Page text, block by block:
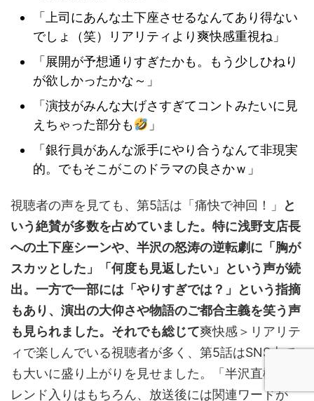
「上司にあんな土下座させるなんてあり得ない
でしょ（笑）リアリティより爽快感重視ね」
「展開が予想通りすぎたかも。もう少しひねり
が欲しかったかな～」
「演技がみんな大げさすぎてコントみたいに見
えちゃった部分も
」
「銀行員があんな派手にやり合うなんて非現実
的。でもそこがこのドラマの良さかｗ」
視聴者の声を見ても、第5話は「痛快で神回！」
と
いう絶賛が多数を占めていました。特に浅野支店長
への土下座シーンや、半沢の怒涛の逆転劇に「胸が
スカッとした」「何度も見返したい」という声が続
出。一方で一部には「やりすぎでは？」という指摘
もあり、演出の大仰さや物語のご都合主義を笑う声
も見られました。それでも総じて爽快感＞リアリテ
ィで楽しんでいる視聴者が多く、第5話はSNS上で
も大いに盛り上がりを見せました。「半沢直樹」ト
レンド入りはもちろん、放送後には関連ワードが